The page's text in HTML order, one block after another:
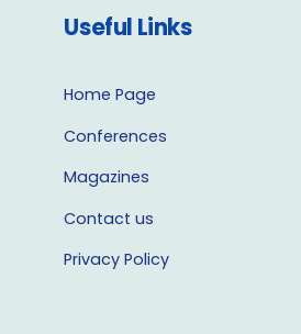
Useful Links
Home Page
Conferences
Magazines
Contact us
Privacy Policy